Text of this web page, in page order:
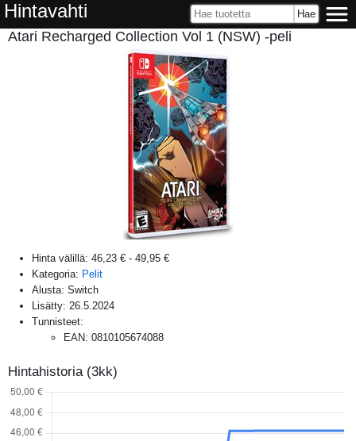
Hintavahti
Atari Recharged Collection Vol 1 (NSW) -peli
Hinta välillä: 46,23 € - 49,95 €
Kategoria: Pelit
Alusta: Switch
Lisätty: 26.5.2024
Tunnisteet:
EAN: 0810105674088
Hintahistoria (3kk)